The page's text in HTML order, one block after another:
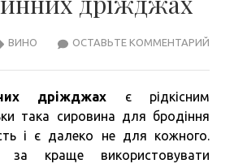
ОСТАВЬТЕ КОММЕНТАРИЙ
ВИНО
дріжджах є рідкісним
така сировина для бродіння
і є далеко не для кожного.
за краще використовувати